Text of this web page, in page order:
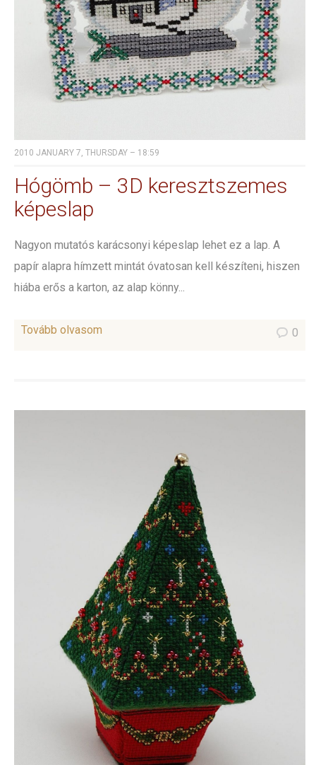
2010 JANUARY 7, THURSDAY – 18:59
Hógömb – 3D keresztszemes
képeslap
Nagyon mutatós karácsonyi képeslap lehet ez a lap. A
papír alapra hímzett mintát óvatosan kell készíteni, hiszen
hiába erős a karton, az alap könny...
Tovább olvasom 0